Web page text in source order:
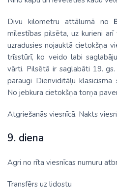
Divu kilometru attālumā no
mīlestības pilsēta, uz kurieni
uzradusies nojauktā cietokšņa
trīsstūrī, ko veido labi
vārti. Pilsētā ir saglabāti 19.
paraugi Dienviditāļu
No jebkura cietokšņa torņa
Atgriešanās viesnīcā. Nakts
9. diena
Agri no rīta viesnīcas numuru
Transfērs uz lidostu